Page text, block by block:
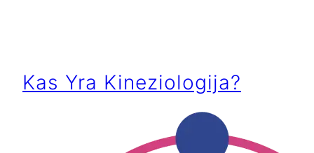
Kas Yra Kineziologija?